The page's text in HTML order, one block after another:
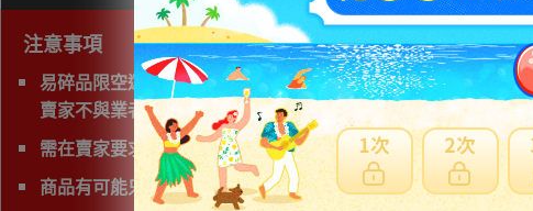
注意事項
易碎品限空運，非易碎品可使用海運。
賣家不與業者交易
需在賣家要求時間完成匯款
商品有可能只能自取，自取費用相當高，請查看頁面確認